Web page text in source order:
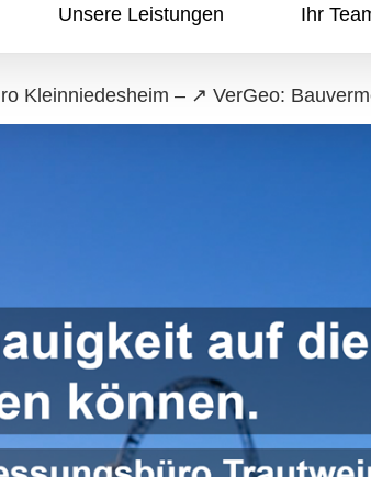
Unsere Leistungen Ihr
Kleinniedesheim – ↗️ VerGeo: